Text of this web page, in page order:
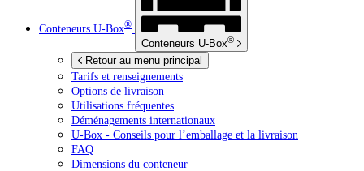
Conteneurs U-Box®
Conteneurs U-Box®
Retour au menu principal
Tarifs et renseignements
Options de livraison
Utilisations fréquentes
Déménagements internationaux
U-Box - Conseils pour l’emballage et la livraison
FAQ
Dimensions du conteneur